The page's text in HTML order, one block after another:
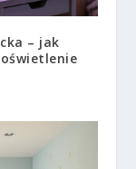
– jak